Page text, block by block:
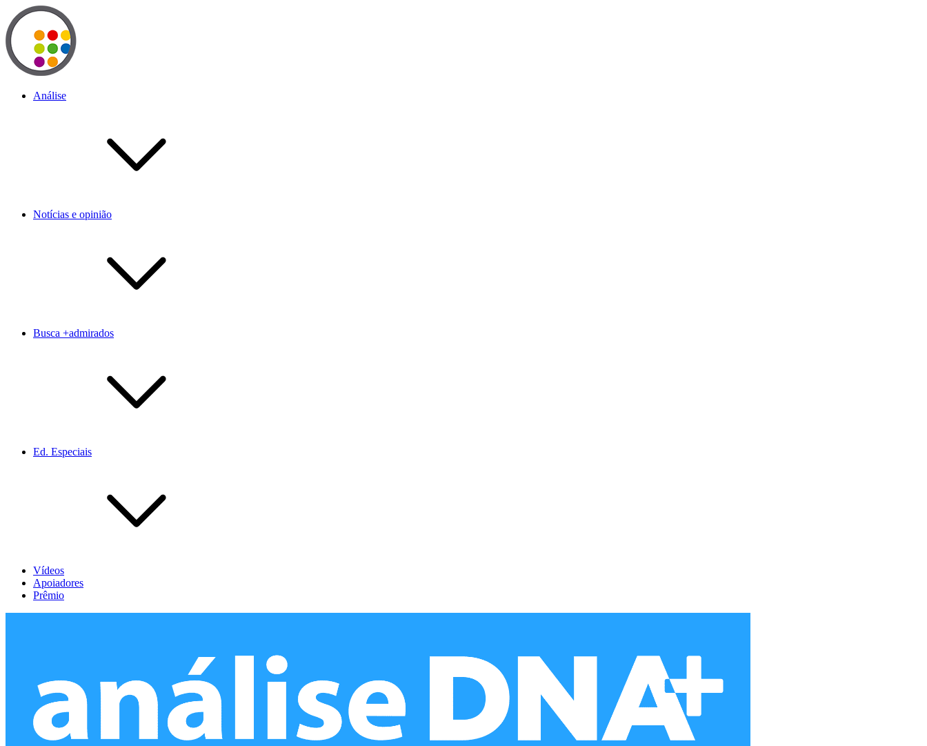
Análise
Notícias e opinião
Busca +admirados
Ed. Especiais
Vídeos
Apoiadores
Prêmio